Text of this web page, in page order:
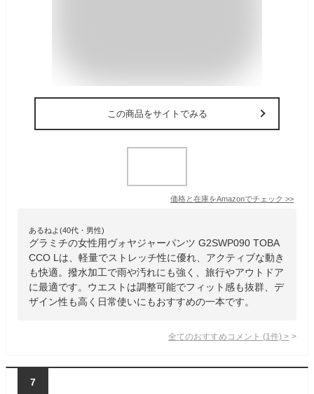
この商品をサイトでみる
価格と在庫をAmazonでチェック >>
あるねよ(40代・男性)
グラミチの女性用ヴォヤジャーパンツ G2SWP090 TOBA
CCO Lは、軽量でストレッチ性に優れ、アクティブな動き
も快適。撥水加工で雨や汚れにも強く、旅行やアウトドア
に最適です。ウエストは調整可能でフィット感も抜群、デ
ザイン性も高く日常使いにもおすすめの一本です。
全てのおすすめコメント (1 件) >
7